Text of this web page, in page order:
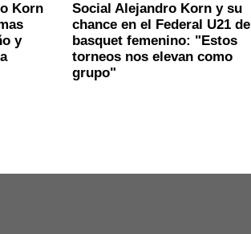
Korn
y
Social Alejandro Korn y su
chance en el Federal U21 de
basquet femenino: "Estos
torneos nos elevan como
grupo"